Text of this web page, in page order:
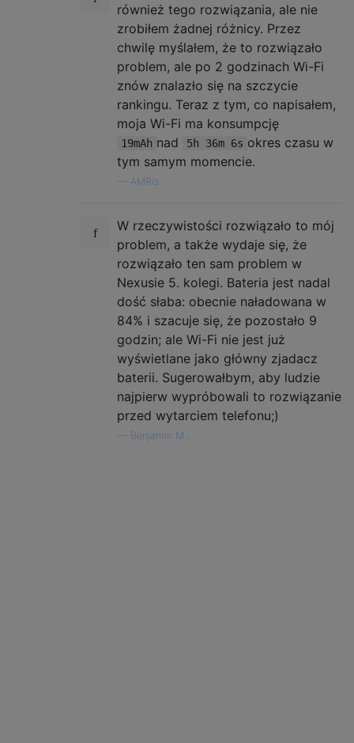
również tego rozwiązania, ale nie
zrobiłem żadnej różnicy. Przez
chwilę myślałem, że to rozwiązało
problem, ale po 2 godzinach Wi-Fi
znów znalazło się na szczycie
rankingu. Teraz z tym, co napisałem,
moja Wi-Fi ma konsumpcję
19mAh nad 5h 36m 6s okres czasu w
tym samym momencie.
AMRis
W rzeczywistości rozwiązało to mój
problem, a także wydaje się, że
rozwiązało ten sam problem w
Nexusie 5. kolegi. Bateria jest nadal
dość słaba: obecnie naładowana w
84% i szacuje się, że pozostało 9
godzin; ale Wi-Fi nie jest już
wyświetlane jako główny zjadacz
baterii. Sugerowałbym, aby ludzie
najpierw wypróbowali to rozwiązanie
przed wytarciem telefonu;)
Benjamin M.,